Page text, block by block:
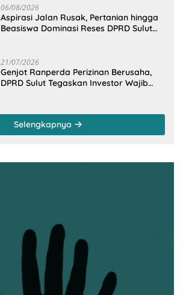
06/08/2026
Aspirasi Jalan Rusak, Pertanian hingga
Beasiswa Dominasi Reses DPRD Sulut
21/07/2026
Genjot Ranperda Perizinan Berusaha,
DPRD Sulut Tegaskan Investor Wajib
Selengkapnya